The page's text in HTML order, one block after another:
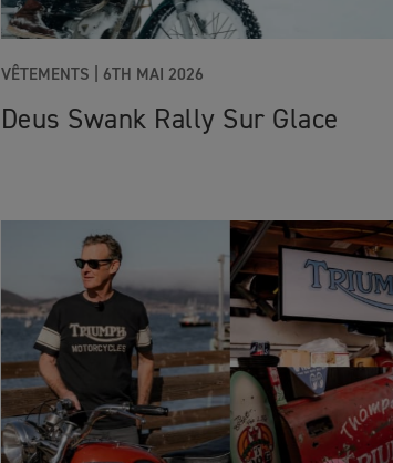
VÊTEMENTS | 6TH MAI 2026
Deus Swank Rally Sur Glace